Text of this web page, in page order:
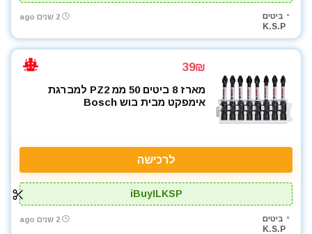
ביטים
K.S.P
2 שנים ago
39₪
מארז 8 ביטים 50 ממ PZ2 למברגת
אימפקט מבית בוש Bosch
לרכישה
iBuyILKSP
ביטים
K.S.P
2 שנים ago